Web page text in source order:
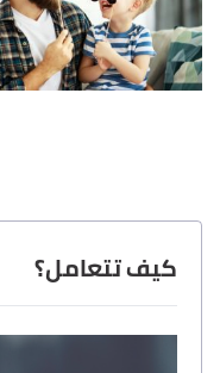
كيف تتعامل؟